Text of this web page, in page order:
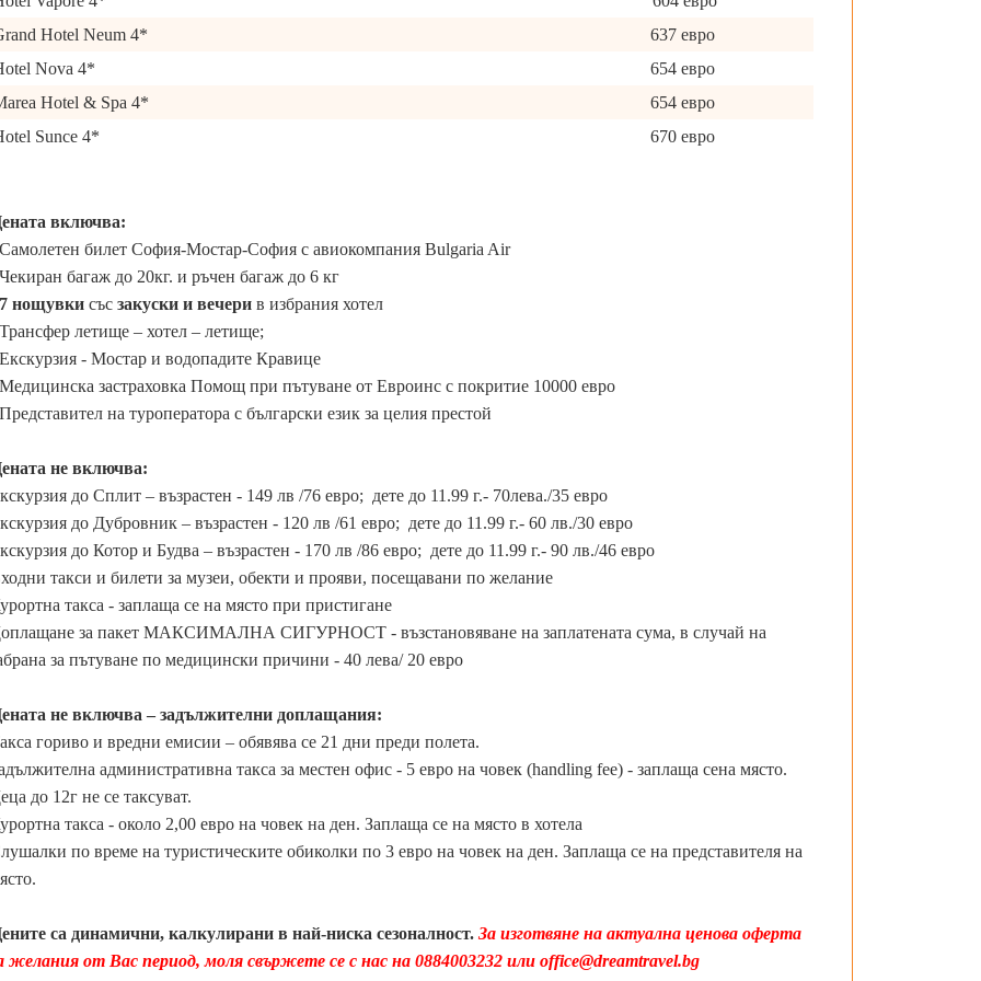
Hotel Neum 4*
637 евро
Nova 4*
654 евро
Hotel & Spa 4*
654 евро
Sunce 4*
670 евро
включва:
билет София-Мостар-София с авиокомпания Bulgaria Air
багаж до 20кг. и ръчен багаж до 6 кг
7 нощувки със закуски и вечери в избрания хотел
летище – хотел – летище;
- Мостар и водопадите Кравице
застраховка Помощ при пътуване от Евроинс с покритие 10000 евро
на туроператора с български език за целия престой
не включва:
до Сплит – възрастен - 149 лв /76 евро; дете до 11.99 г.- 70лева./35 евро
до Дубровник – възрастен - 120 лв /61 евро; дете до 11.99 г.- 60 лв./30 евро
до Котор и Будва – възрастен - 170 лв /86 евро; дете до 11.99 г.- 90 лв./46 евро
такси и билети за музеи, обекти и прояви, посещавани по желание
такса - заплаща се на място при пристигане
за пакет МАКСИМАЛНА СИГУРНОСТ - възстановяване на заплатената сума, в случай на
за пътуване по медицински причини - 40 лева/ 20 евро
не включва – задължителни доплащания:
гориво и вредни емисии – обявява се 21 дни преди полета.
административна такса за местен офис - 5 евро на човек (handling fee) - заплаща сена място.
до 12г не се таксуват.
такса - около 2,00 евро на човек на ден. Заплаща се на място в хотела
по време на туристическите обиколки по 3 евро на човек на ден. Заплаща се на представителя на
са динамични, калкулирани в най-ниска сезоналност. За изготвяне на актуална ценова оферта
желания от Вас период, моля свържете се с нас на 0884003232 или office@dreamtravel.bg